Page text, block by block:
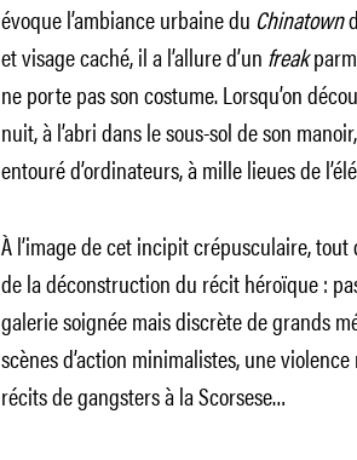
évoque l’ambiance urbaine du Chinatown
et visage caché, il a l’allure d’un freak
ne porte pas son costume. Lorsqu’on
nuit, à l’abri dans le sous-sol de son
entouré d’ordinateurs, à mille lieues de
À l’image de cet incipit crépusculaire,
de la déconstruction du récit héroïque :
galerie soignée mais discrète de grands
scènes d’action minimalistes, une
récits de gangsters à la Scorsese…